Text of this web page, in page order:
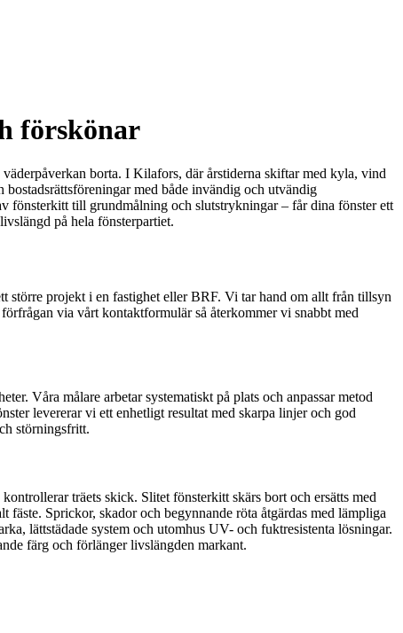
förskönar
borta. I Kilafors, där årstiderna skiftar med kyla, vind
med både invändig och utvändig
fönsterkitt till grundmålning och slutstrykningar – får dina fönster ett
på hela fönsterpartiet.
större projekt i en fastighet eller BRF. Vi tar hand om allt från tillsyn
via vårt kontaktformulär så återkommer vi snabbt med
Våra målare arbetar systematiskt på plats och anpassar metod
levererar vi ett enhetligt resultat med skarpa linjer och god
störningsfritt.
träets skick. Slitet fönsterkitt skärs bort och ersätts med
Sprickor, skador och begynnande röta åtgärdas med lämpliga
lättstädade system och utomhus UV- och fuktresistenta lösningar.
färg och förlänger livslängden markant.